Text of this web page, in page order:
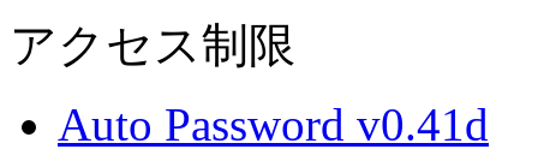
アクセス制限
Auto Password v0.41d